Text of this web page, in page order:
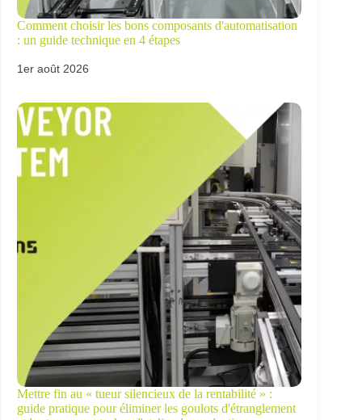
Comment choisir les bons composants d'automatisation
: un guide technique en 4 étapes
1er août 2026
Mettre fin au « tueur silencieux de la rentabilité » :
guide pratique pour éliminer les goulots d'étranglement